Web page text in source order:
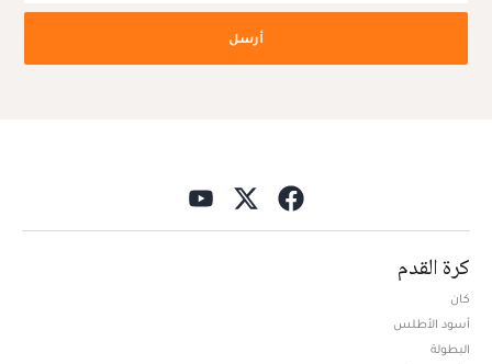
أرسل
كرة القدم
كان
أسود الأطلس
البطولة